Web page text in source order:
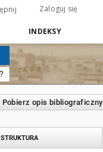
Zaloguj się
INDEKSY
?
Pobierz opis bibliograficzny
STRUKTURA